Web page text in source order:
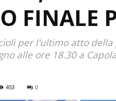
FINALE
per l'ultimo atto
alle ore 18.30 a
453 0